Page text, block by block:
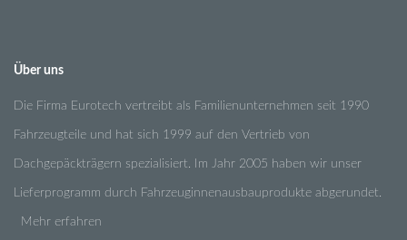
Über uns
Die Firma Eurotech vertreibt als Familienunternehmen seit 1990
Fahrzeugteile und hat sich 1999 auf den Vertrieb von
Dachgepäckträgern spezialisiert. Im Jahr 2005 haben wir unser
Lieferprogramm durch Fahrzeuginnenausbauprodukte abgerundet.
Mehr erfahren